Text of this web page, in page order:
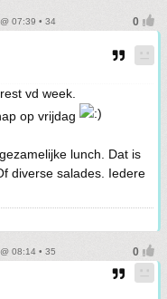
07:39 • 34
vd week.
op vrijdag
lunch. Dat is
diverse salades. Iedere
08:14 • 35